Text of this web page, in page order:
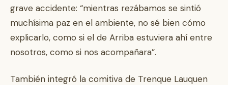
grave accidente: “mientras rezábamos se sintió
muchísima paz en el ambiente, no sé bien cómo
explicarlo, como si el de Arriba estuviera ahí entre
nosotros, como si nos acompañara”.
También integró la comitiva de Trenque Lauquen